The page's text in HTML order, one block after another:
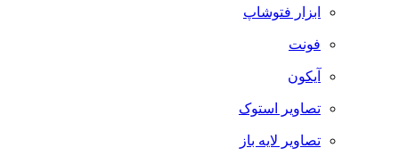
ابزار فتوشاپ
فونت
آیکون
تصاویر استوک
تصاویر لایه باز